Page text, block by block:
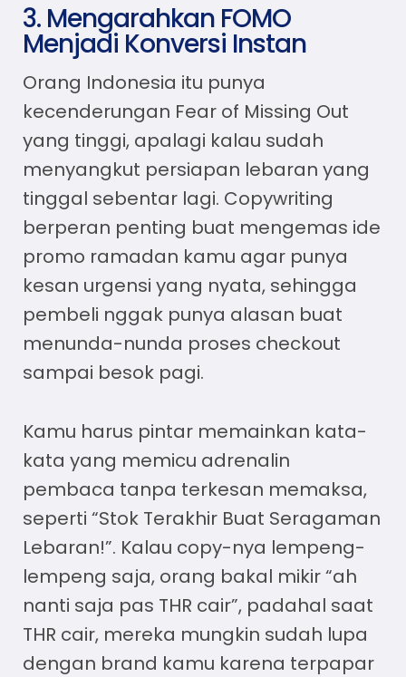
3. Mengarahkan FOMO
Menjadi Konversi Instan
Orang Indonesia itu punya
kecenderungan Fear of Missing Out
yang tinggi, apalagi kalau sudah
menyangkut persiapan lebaran yang
tinggal sebentar lagi. Copywriting
berperan penting buat mengemas ide
promo ramadan kamu agar punya
kesan urgensi yang nyata, sehingga
pembeli nggak punya alasan buat
menunda-nunda proses checkout
sampai besok pagi.
Kamu harus pintar memainkan kata-
kata yang memicu adrenalin
pembaca tanpa terkesan memaksa,
seperti “Stok Terakhir Buat Seragaman
Lebaran!”. Kalau copy-nya lempeng-
lempeng saja, orang bakal mikir “ah
nanti saja pas THR cair”, padahal saat
THR cair, mereka mungkin sudah lupa
dengan brand kamu karena terpapar